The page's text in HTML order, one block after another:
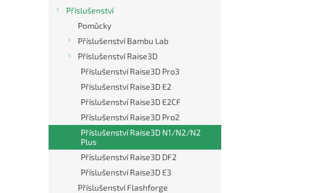
Příslušenství
Pomůcky
Příslušenství Bambu Lab
Příslušenství Raise3D
Příslušenství Raise3D Pro3
Příslušenství Raise3D E2
Příslušenství Raise3D E2CF
Příslušenství Raise3D Pro2
Příslušenství Raise3D N1/N2/N2
Plus
Příslušenství Raise3D DF2
Příslušenství Raise3D E3
Příslušenství Flashforge